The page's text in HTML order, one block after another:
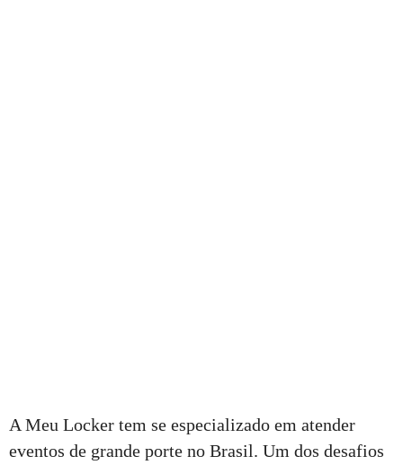
A Meu Locker tem se especializado em atender
eventos de grande porte no Brasil. Um dos desafios